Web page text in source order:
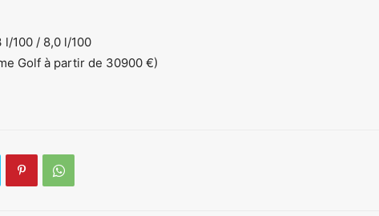
l/100 / 8,0 l/100
Golf à partir de 30900 €)